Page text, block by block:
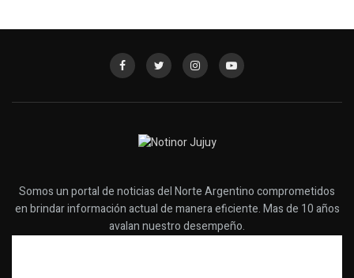
Somos un portal de noticias del Norte Argentino comprometidos
en brindar información actual de manera eficiente. Mas de 10 años
avalan nuestro desempeño.